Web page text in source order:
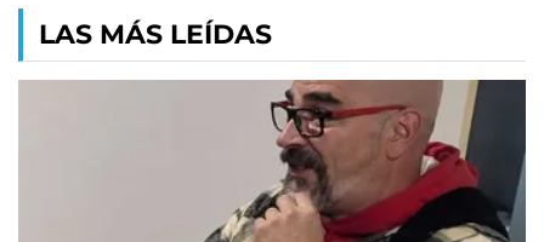
LAS MÁS LEÍDAS